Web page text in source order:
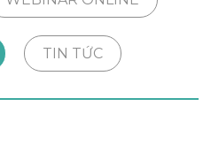
TIN TỨC